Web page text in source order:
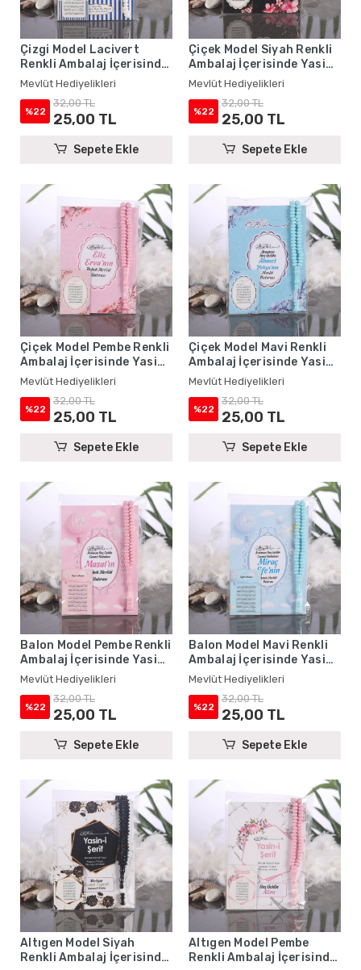
Çizgi Model Lacivert
Renkli Ambalaj İçerisinde
Yasin Kitabı, Magnet ve
Tesbih - Mevlüt
Hediyelikleri
Mevlüt Hediyelikleri
%22
32,00 TL
25,00 TL
Sepete Ekle
Çiçek Model Siyah Renkli
Ambalaj İçerisinde Yasin
Kitabı, Magnet ve Tesbih -
Mevlüt Hediyelikleri
Mevlüt Hediyelikleri
%22
32,00 TL
25,00 TL
Sepete Ekle
Çiçek Model Pembe Renkli
Ambalaj İçerisinde Yasin
Kitabı, Magnet ve Tesbih -
Mevlüt Hediyelikleri
Mevlüt Hediyelikleri
%22
32,00 TL
25,00 TL
Sepete Ekle
Çiçek Model Mavi Renkli
Ambalaj İçerisinde Yasin
Kitabı, Magnet ve Tesbih -
Mevlüt Hediyelikleri
Mevlüt Hediyelikleri
%22
32,00 TL
25,00 TL
Sepete Ekle
Balon Model Pembe Renkli
Ambalaj İçerisinde Yasin
Kitabı, Magnet ve Tesbih -
Mevlüt Hediyelikleri
Mevlüt Hediyelikleri
%22
32,00 TL
25,00 TL
Sepete Ekle
Balon Model Mavi Renkli
Ambalaj İçerisinde Yasin
Kitabı, Magnet ve Tesbih -
Mevlüt Hediyelikleri
Mevlüt Hediyelikleri
%22
32,00 TL
25,00 TL
Sepete Ekle
Altıgen Model Siyah
Renkli Ambalaj İçerisinde
Altıgen Model Pembe
Renkli Ambalaj İçerisinde